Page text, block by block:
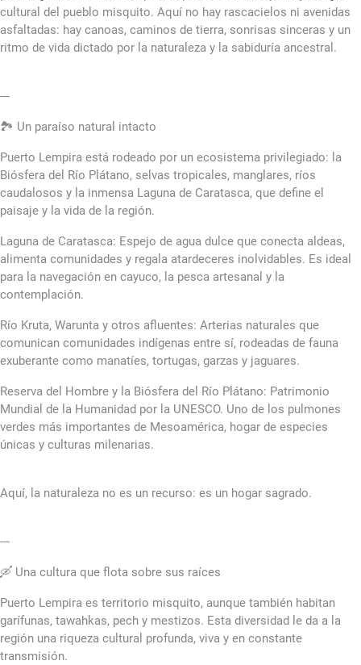
cultural del pueblo misquito. Aquí no hay rascacielos ni avenidas
asfaltadas: hay canoas, caminos de tierra, sonrisas sinceras y un
ritmo de vida dictado por la naturaleza y la sabiduría ancestral.
---
🏞️ Un paraíso natural intacto
Puerto Lempira está rodeado por un ecosistema privilegiado: la
Biósfera del Río Plátano, selvas tropicales, manglares, ríos
caudalosos y la inmensa Laguna de Caratasca, que define el
paisaje y la vida de la región.
Laguna de Caratasca: Espejo de agua dulce que conecta aldeas,
alimenta comunidades y regala atardeceres inolvidables. Es ideal
para la navegación en cayuco, la pesca artesanal y la
contemplación.
Río Kruta, Warunta y otros afluentes: Arterias naturales que
comunican comunidades indígenas entre sí, rodeadas de fauna
exuberante como manatíes, tortugas, garzas y jaguares.
Reserva del Hombre y la Biósfera del Río Plátano: Patrimonio
Mundial de la Humanidad por la UNESCO. Uno de los pulmones
verdes más importantes de Mesoamérica, hogar de especies
únicas y culturas milenarias.
Aquí, la naturaleza no es un recurso: es un hogar sagrado.
---
🛶 Una cultura que flota sobre sus raíces
Puerto Lempira es territorio misquito, aunque también habitan
garífunas, tawahkas, pech y mestizos. Esta diversidad le da a la
región una riqueza cultural profunda, viva y en constante
transmisión.